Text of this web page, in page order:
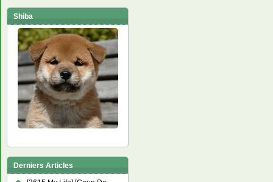
Shiba
Derniers Articles